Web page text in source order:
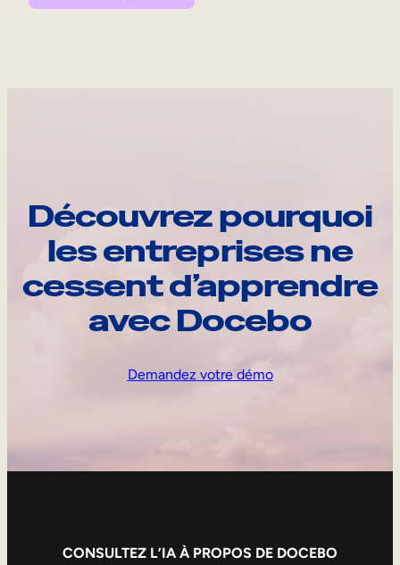
Découvrez pourquoi
les entreprises ne
cessent d’apprendre
avec Docebo
Demandez votre démo
CONSULTEZ L’IA À PROPOS DE DOCEBO